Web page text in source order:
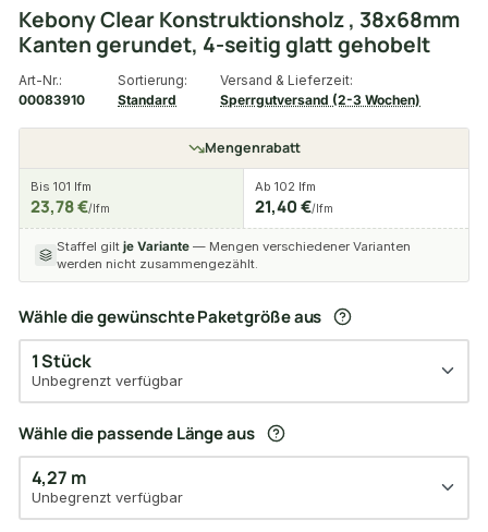
Kebony Clear Konstruktionsholz , 38x68mm
Kanten gerundet, 4-seitig glatt gehobelt
Art-Nr.:
00083910
Sortierung:
Standard
Versand & Lieferzeit:
Sperrgutversand (2-3 Wochen)
Mengenrabatt
Bis 101 lfm
23,78 €/lfm
Ab 102 lfm
21,40 €/lfm
Staffel gilt je Variante — Mengen verschiedener Varianten
werden nicht zusammengezählt.
Wähle die gewünschte Paketgröße aus
1 Stück
Unbegrenzt verfügbar
Wähle die passende Länge aus
4,27 m
Unbegrenzt verfügbar